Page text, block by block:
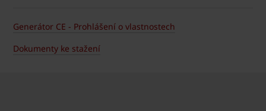
Generátor CE - Prohlášení o vlastnostech
Dokumenty ke stažení